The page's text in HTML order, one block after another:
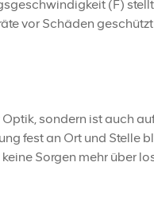
(F)
vor Schäden
sondern ist auch
fest an Ort und Stelle
Sorgen mehr über